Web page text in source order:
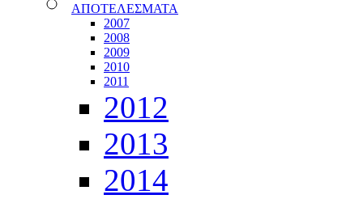
ΑΠΟΤΕΛΕΣΜΑΤΑ
2007
2008
2009
2010
2011
2012
2013
2014